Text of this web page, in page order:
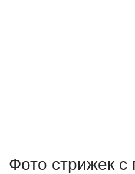
Фото стрижек с